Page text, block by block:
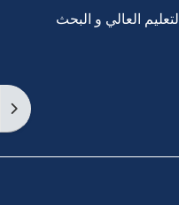
العالي و البحث